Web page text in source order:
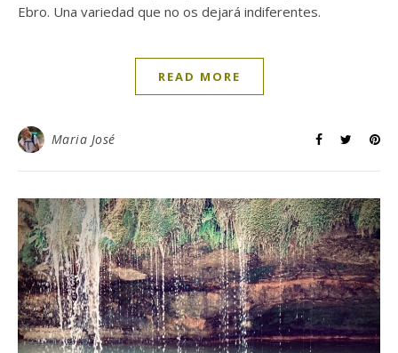
Ebro. Una variedad que no os dejará indiferentes.
READ MORE
Maria José